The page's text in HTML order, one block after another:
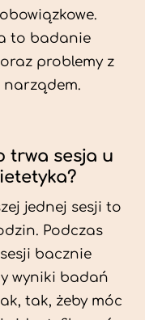
to badanie
problemy z
narządem.
trwa sesja u
jednej sesji to
Podczas
bacznie
wyniki badań
tak, żeby móc